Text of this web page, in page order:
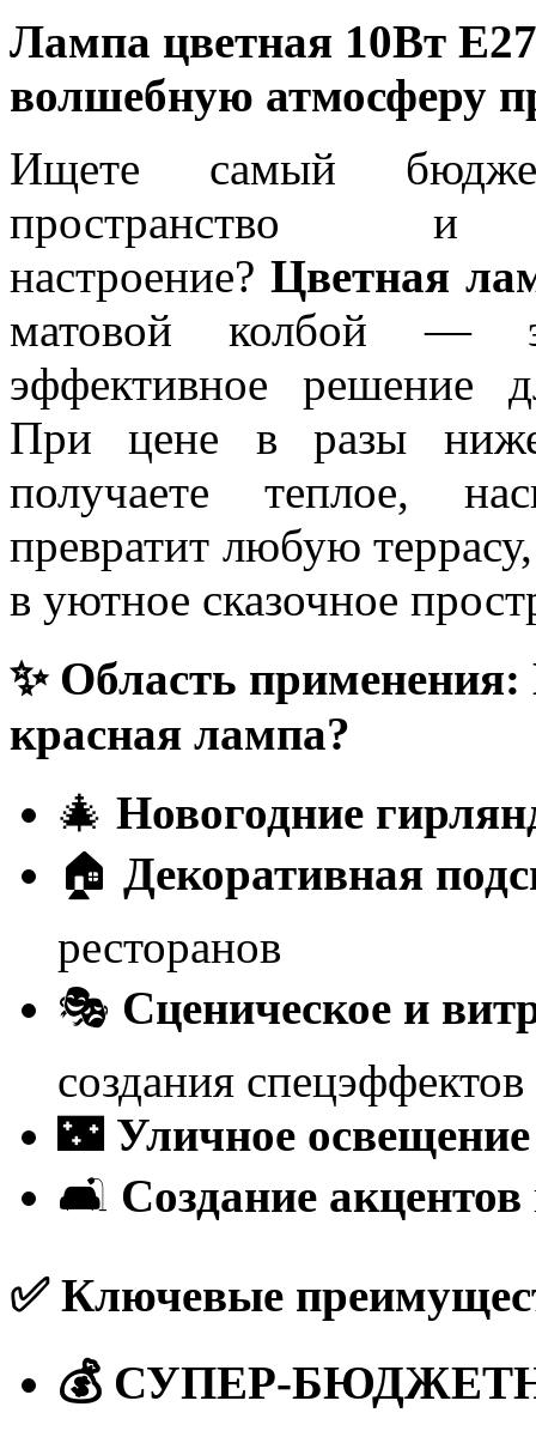
Лампа цветная 10Вт
волшебную атмосферу
Ищете самый
пространство и
настроение? Цветная
матовой колбой —
эффективное решение
При цене в разы ниже
получаете теплое,
превратит любую
в уютное сказочное
✨ Область применения:
красная лампа?
🎄 Новогодние
🏠 Декоративная
ресторанов
🎭 Сценическое и
создания спецэффектов
🌃 Уличное освещение
🛋️ Создание акцентов
✅ Ключевые
💰 СУПЕР-